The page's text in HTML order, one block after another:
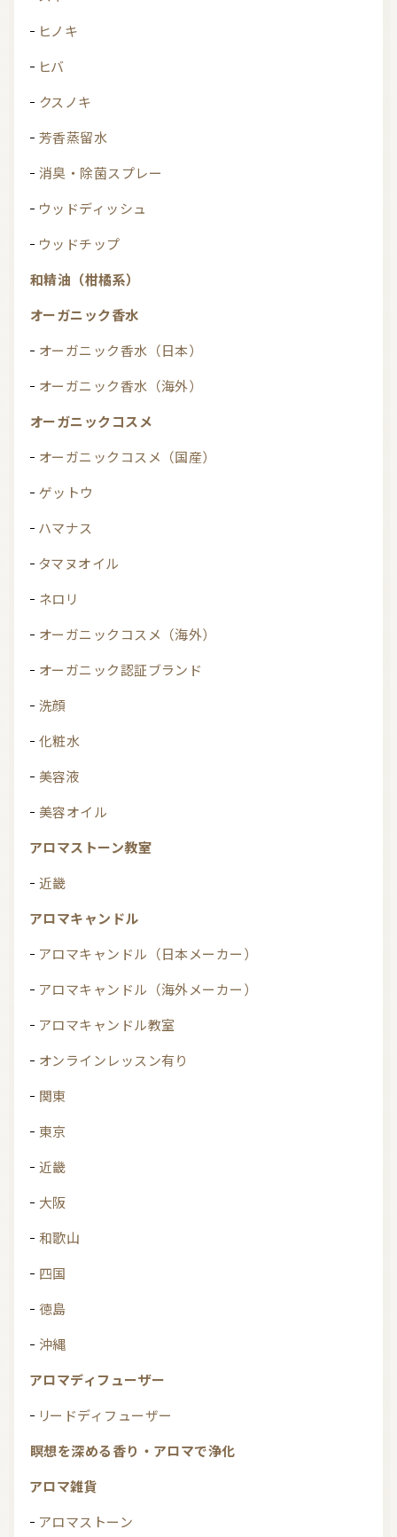
ヒノキ
ヒバ
クスノキ
芳香蒸留水
消臭・除菌スプレー
ウッドディッシュ
ウッドチップ
和精油（柑橘系）
オーガニック香水
オーガニック香水（日本）
オーガニック香水（海外）
オーガニックコスメ
オーガニックコスメ（国産）
ゲットウ
ハマナス
タマヌオイル
ネロリ
オーガニックコスメ（海外）
オーガニック認証ブランド
洗顔
化粧水
美容液
美容オイル
アロマストーン教室
近畿
アロマキャンドル
アロマキャンドル（日本メーカー）
アロマキャンドル（海外メーカー）
アロマキャンドル教室
オンラインレッスン有り
関東
東京
近畿
大阪
和歌山
四国
徳島
沖縄
アロマディフューザー
リードディフューザー
瞑想を深める香り・アロマで浄化
アロマ雑貨
アロマストーン